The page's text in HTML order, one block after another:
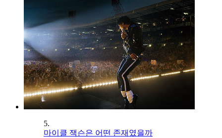
5.
마이클 잭슨은 어떤 존재였을까